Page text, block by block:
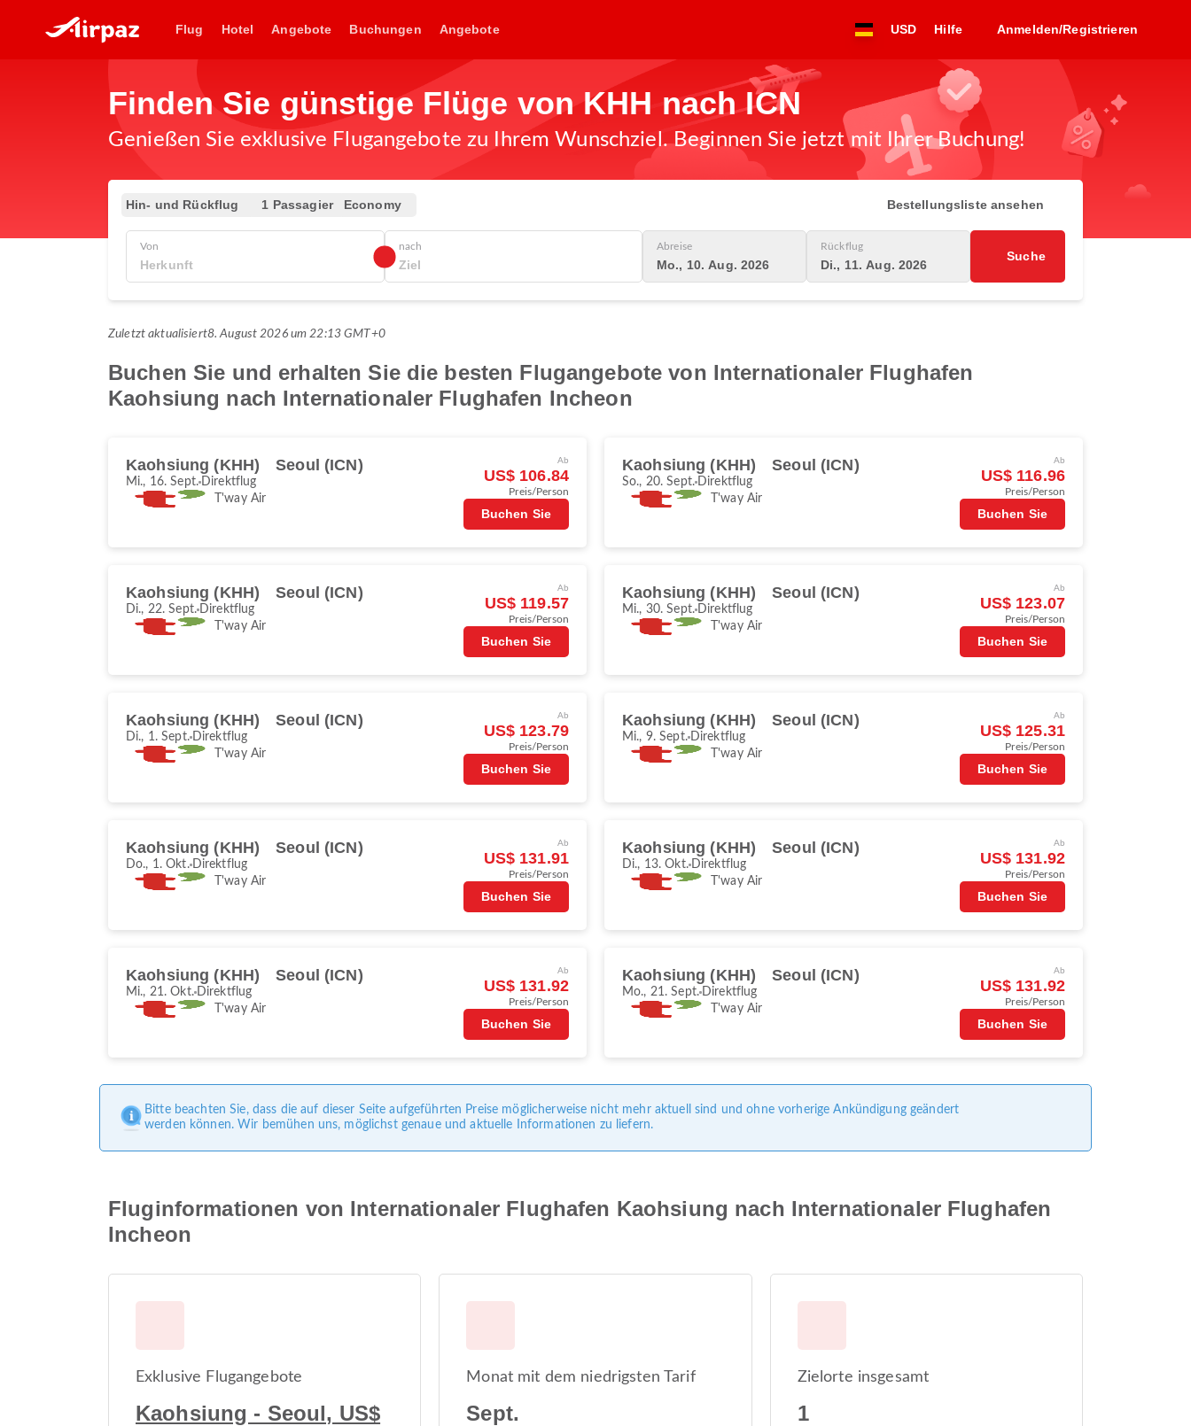
Flug Hotel Angebote Buchungen Angebote USD Hilfe Anmelden/Registrieren
Finden Sie günstige Flüge von KHH nach ICN
Genießen Sie exklusive Flugangebote zu Ihrem Wunschziel. Beginnen Sie jetzt mit Ihrer Buchung!
Hin- und Rückflug 1 Passagier Economy Bestellungsliste ansehen
Von nach Abreise
Mo., 10. Aug. 2026
Rückflug
Di., 11. Aug. 2026
Suche
Zuletzt aktualisiert8. August 2026 um 22:13 GMT+0
Buchen Sie und erhalten Sie die besten Flugangebote von Internationaler Flughafen
Kaohsiung nach Internationaler Flughafen Incheon
Kaohsiung (KHH) Seoul (ICN)
Mi., 16. Sept. Direktflug
T'way Air
Ab
US$ 106.84
Preis/Person
Buchen Sie
Kaohsiung (KHH) Seoul (ICN)
So., 20. Sept. Direktflug
T'way Air
Ab
US$ 116.96
Preis/Person
Buchen Sie
Kaohsiung (KHH) Seoul (ICN)
Di., 22. Sept. Direktflug
T'way Air
Ab
US$ 119.57
Preis/Person
Buchen Sie
Kaohsiung (KHH) Seoul (ICN)
Mi., 30. Sept. Direktflug
T'way Air
Ab
US$ 123.07
Preis/Person
Buchen Sie
Kaohsiung (KHH) Seoul (ICN)
Di., 1. Sept. Direktflug
T'way Air
Ab
US$ 123.79
Preis/Person
Buchen Sie
Kaohsiung (KHH) Seoul (ICN)
Mi., 9. Sept. Direktflug
T'way Air
Ab
US$ 125.31
Preis/Person
Buchen Sie
Kaohsiung (KHH) Seoul (ICN)
Do., 1. Okt. Direktflug
T'way Air
Ab
US$ 131.91
Preis/Person
Buchen Sie
Kaohsiung (KHH) Seoul (ICN)
Di., 13. Okt. Direktflug
T'way Air
Ab
US$ 131.92
Preis/Person
Buchen Sie
Kaohsiung (KHH) Seoul (ICN)
Mi., 21. Okt. Direktflug
T'way Air
Ab
US$ 131.92
Preis/Person
Buchen Sie
Kaohsiung (KHH) Seoul (ICN)
Mo., 21. Sept. Direktflug
T'way Air
Ab
US$ 131.92
Preis/Person
Buchen Sie
Bitte beachten Sie, dass die auf dieser Seite aufgeführten Preise möglicherweise nicht mehr aktuell sind und ohne vorherige Ankündigung geändert
werden können. Wir bemühen uns, möglichst genaue und aktuelle Informationen zu liefern.
Fluginformationen von Internationaler Flughafen Kaohsiung nach Internationaler Flughafen
Incheon
Exklusive Flugangebote
Kaohsiung - Seoul, US$
Monat mit dem niedrigsten Tarif
Sept.
Zielorte insgesamt
1